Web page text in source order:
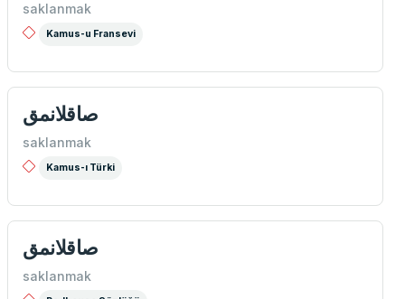
saklanmak
Kamus-u Fransevi
صاقلانمق
saklanmak
Kamus-ı Türki
صاقلانمق
saklanmak